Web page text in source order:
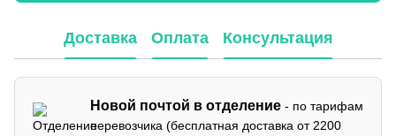
Доставка Оплата Консультация
Новой почтой в отделение - по тарифам
перевозчика (бесплатная доставка от 2200